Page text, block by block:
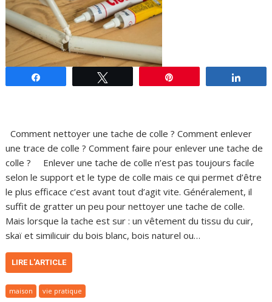
Comment nettoyer une tache de colle ? Comment enlever
une trace de colle ? Comment faire pour enlever une tache de
colle ? Enlever une tache de colle n’est pas toujours facile
selon le support et le type de colle mais ce qui permet d’être
le plus efficace c’est avant tout d’agit vite. Généralement, il
suffit de gratter un peu pour nettoyer une tache de colle.
Mais lorsque la tache est sur : un vêtement du tissu du cuir,
skaï et similicuir du bois blanc, bois naturel ou…
LIRE L'ARTICLE
maison vie pratique